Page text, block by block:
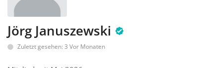
Kategorien
Startseite
Jörg Januszewski
Zuletzt gesehen: 3 Vor Monaten